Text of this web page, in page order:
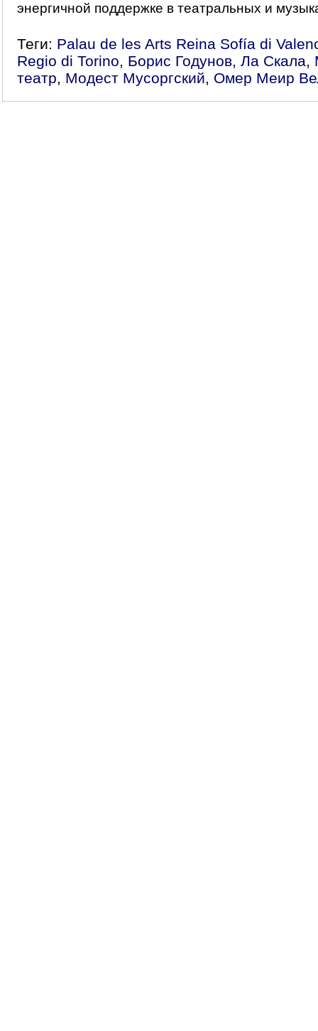
энергичной поддержке в театральных и
Теги: Palau de les Arts Reina Sofía di
Regio di Torino, Борис Годунов, Ла Скала,
театр, Модест Мусоргский, Омер Меир